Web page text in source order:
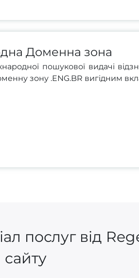
Доменна зона
пошукової видачі
зону .ENG.BR вигідним
послуг від
сайту